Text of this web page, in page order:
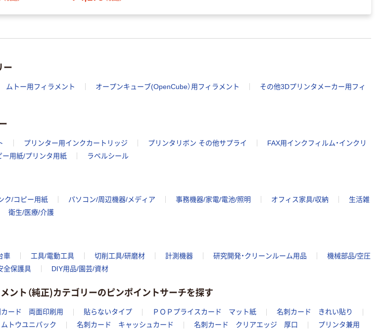
ー
ムトー用フィラメント オープンキューブ(OpenCube）用フィラメント
その他3Dプリンタメーカー用フィ
プリンター用インクカートリッジ プリンタリボン その他サプライ
FAX用インクフィルム・インクリ
ー用紙/プリンタ用紙 ラベルシール
ク/コピー用紙 パソコン/周辺機器/メディア 事務機器/家電/電池/照明 オフィス家具/収納
生活雑
衛生/医療/介護
車 工具/電動工具 切削工具/研磨材 計測機器 研究開発・クリーンルーム用品
機械部品/空圧
全保護具 DIY用品/園芸/資材
ント（純正)カテゴリーのピンポイントサーチを探す
カード 両面印刷用 貼らないタイプ ＰＯＰプライスカード マット紙
名刺カード きれい貼り
トウユニパック 名刺カード キャッシュカード 名刺カード クリアエッジ 厚口
プリンタ兼用
純正】イン
ートリッジ
ー&カラ
用紙）
ン BCI-
シリー
ペーパー スーパ
ル 表示・宛名ラ
アスクル 領収証